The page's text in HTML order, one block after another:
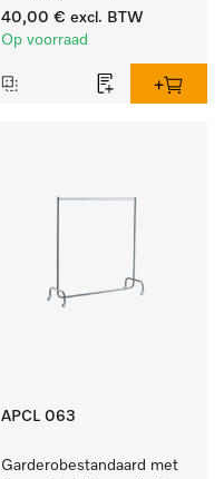
alkalisch, 10 kg voor het
reinigen van wit wasgoed
40,00 € excl. BTW
Op voorraad
APCL 063
Garderobestandaard met